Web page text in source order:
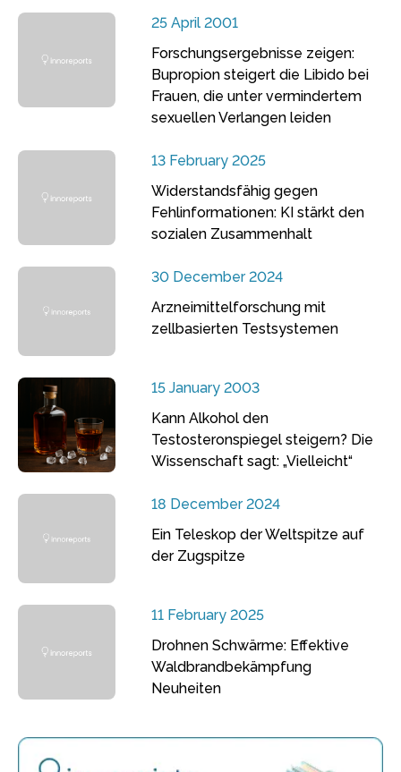
25 April 2001
Forschungsergebnisse zeigen:
Bupropion steigert die Libido bei
Frauen, die unter vermindertem
sexuellen Verlangen leiden
13 February 2025
Widerstandsfähig gegen
Fehlinformationen: KI stärkt den
sozialen Zusammenhalt
30 December 2024
Arzneimittelforschung mit
zellbasierten Testsystemen
15 January 2003
Kann Alkohol den
Testosteronspiegel steigern? Die
Wissenschaft sagt: „Vielleicht“
18 December 2024
Ein Teleskop der Weltspitze auf
der Zugspitze
11 February 2025
Drohnen Schwärme: Effektive
Waldbrandbekämpfung
Neuheiten